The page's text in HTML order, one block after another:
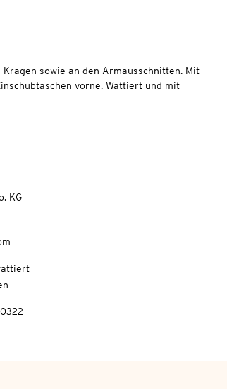
sowie an den Armausschnitten. Mit
vorne. Wattiert und mit
KG